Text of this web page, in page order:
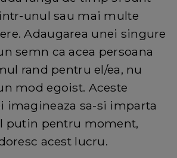
unul sau mai multe
Adaugarea unei singure
semn ca acea persoana
rand pentru el/ea, nu
mod egoist. Aceste
imagineaza sa-si imparta
putin pentru moment,
acest lucru.